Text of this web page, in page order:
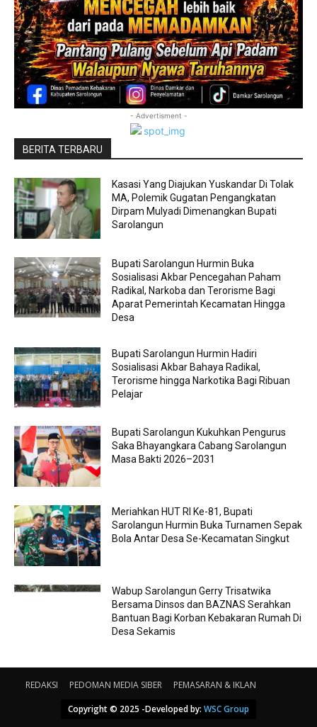
- Advertisment -
BERITA TERBARU
Kasasi Yang Diajukan Yuskandar Di Tolak
MA, Polemik Gugatan Pengangkatan
Dirpam Mulyadi Dimenangkan Bupati
Sarolangun
Bupati Sarolangun Hurmin Buka
Sosialisasi Akbar Pencegahan Paham
Radikal, Narkoba dan Terorisme Bagi
Aparat Pemerintah Kecamatan Hingga
Desa
Bupati Sarolangun Hurmin Hadiri
Sosialisasi Akbar Bahaya Radikal,
Terorisme hingga Narkotika Bagi Ribuan
Pelajar
Bupati Sarolangun Kukuhkan Pengurus
Saka Bhayangkara Cabang Sarolangun
Masa Bakti 2026–2031
Meriahkan HUT RI Ke-81, Bupati
Sarolangun Hurmin Buka Turnamen Sepak
Bola Antar Desa Se-Kecamatan Singkut
Wabup Sarolangun Gerry Trisatwika
Bersama Dinsos dan BAZNAS Serahkan
Bantuan Bagi Korban Kebakaran Rumah Di
Desa Sekamis
REDAKSI PEDOMAN MEDIA SIBER
PEMASARAN & IKLAN
Copyright © 2025 -Developed by: WSC Group